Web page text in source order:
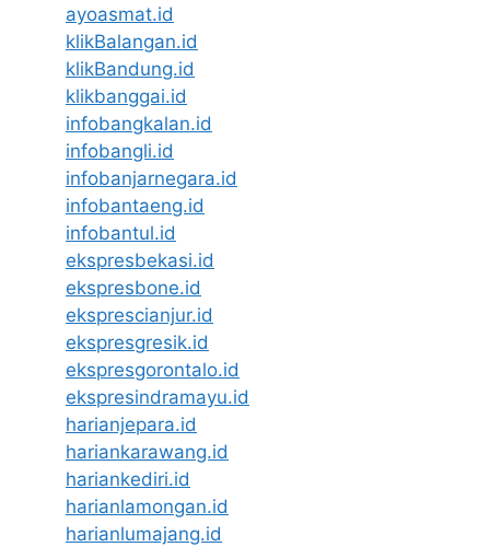
ayoasmat.id
klikBalangan.id
klikBandung.id
klikbanggai.id
infobangkalan.id
infobangli.id
infobanjarnegara.id
infobantaeng.id
infobantul.id
ekspresbekasi.id
ekspresbone.id
eksprescianjur.id
ekspresgresik.id
ekspresgorontalo.id
ekspresindramayu.id
harianjepara.id
hariankarawang.id
hariankediri.id
harianlamongan.id
harianlumajang.id